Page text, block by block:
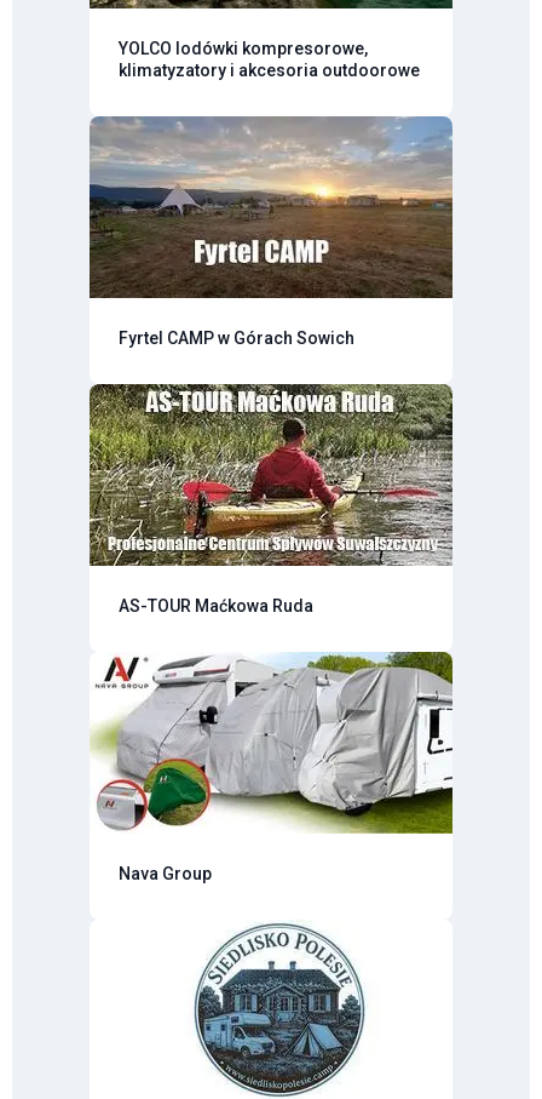
YOLCO lodówki kompresorowe,
klimatyzatory i akcesoria outdoorowe
Fyrtel CAMP w Górach Sowich
AS-TOUR Maćkowa Ruda
Nava Group